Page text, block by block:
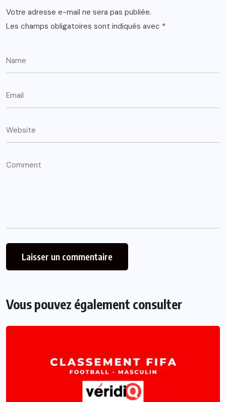
Votre adresse e-mail ne sera pas publiée.
Les champs obligatoires sont indiqués avec *
Vous pouvez également consulter